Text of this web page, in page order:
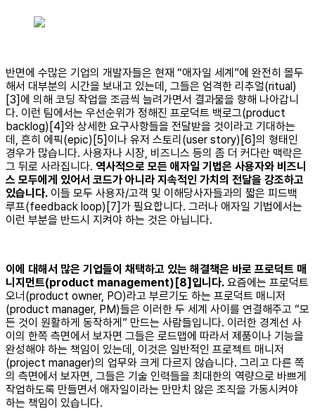
반면에 수많은 기업의 개발자들은 현재 “애자일 세계”에 완전히 몰두
해서 대부분의 시간을 보내고 있는데, 그들은 엄격한 리추얼(ritual)
[3]에 의해 코딩 작업을 조금씩 늘려가면서 결과물을 향해 나아갑니
다. 이런 팀에서는 우선순위가 정해진 프로덕트 백로그(product
backlog)[4]와 상세한 요구사항들을 전달받을 것이라고 기대하는
데, 흔히 에픽(epic)[5]이나 유저 스토리(user story)[6]의 형태인
경우가 많습니다. 사용자나 시장, 비즈니스 등의 좀 더 커다란 맥락은
그 뒤로 사라집니다. 역사적으로 모든 애자일 기법은 사용자와 비즈니
스 모두에게 있어서 코드가 아니라 지속적인 가치의 전달을 강조하고
있습니다. 이들 모두 사용자/고객 및 이해당사자들과의 짧은 피드백
루프(feedback loop)[7]가 필요합니다. 그러나 애자일 기법에서는
이런 부분을 반드시 지켜야 하는 것은 아닙니다.
이에 대해서 많은 기업들이 채택하고 있는 해결책은 바로 프로덕트 매
니지먼트(product management)[8]입니다. 요즘에는 프로덕트
오너(product owner, PO)라고 부르기도 하는 프로덕트 매니저
(product manager, PM)들은 이러한 두 세계 사이를 연결해주고 “모
든 것이 원활하게 동작하게” 만드는 사람들입니다. 이러한 경계선 사
이의 한쪽 측면에서 보자면 그들은 로드맵에 따라서 제품이나 기능을
완성해야 하는 책임이 있는데, 이것은 일반적인 프로젝트 매니저
(project manager)의 업무와 크게 다르지 않습니다. 그리고 다른 쪽
의 측면에서 보자면, 그들은 기술 인력들을 최대한의 역량으로 바쁘게
작업하도록 만들면서 애자일이라는 만만치 않은 조직을 가동시켜야
하는 책임이 있습니다.